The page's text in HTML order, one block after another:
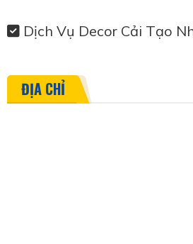
Dịch Vụ Decor Cải Tạo
ĐỊA CHỈ